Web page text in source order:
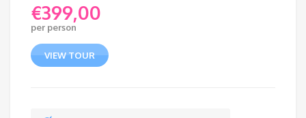
€399,00
per person
VIEW TOUR